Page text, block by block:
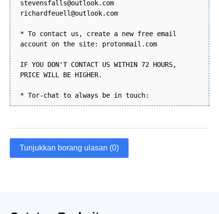
stevensfalls@outlook.com
richardfeuell@outlook.com
* To contact us, create a new free email
account on the site: protonmail.com
IF YOU DON'T CONTACT US WITHIN 72 HOURS,
PRICE WILL BE HIGHER.
* Tor-chat to always be in touch:
Tunjukkan borang ulasan (0)